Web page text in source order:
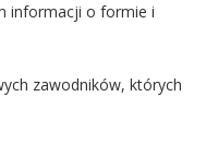
informacji o formie i
zawodników, których